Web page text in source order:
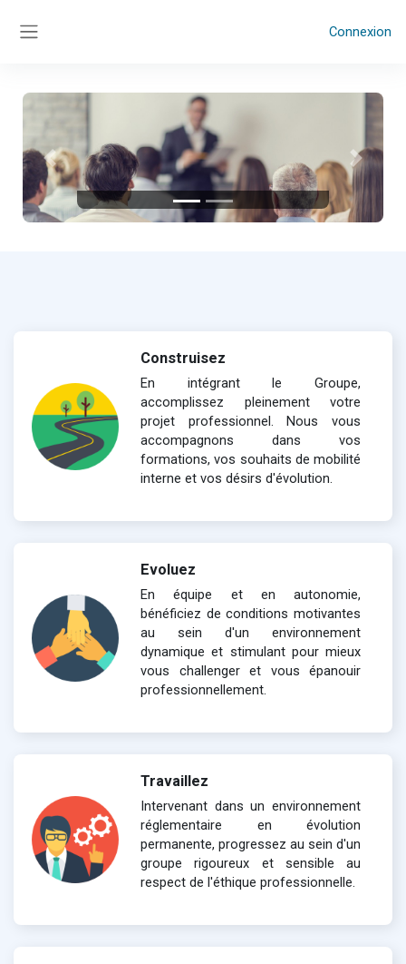
Connexion
Précédent Suivant
Construisez
En intégrant le Groupe,
accomplissez pleinement votre
projet professionnel. Nous vous
accompagnons dans vos
formations, vos souhaits de mobilité
interne et vos désirs d'évolution.
Evoluez
En équipe et en autonomie,
bénéficiez de conditions motivantes
au sein d'un environnement
dynamique et stimulant pour mieux
vous challenger et vous épanouir
professionnellement.
Travaillez
Intervenant dans un environnement
réglementaire en évolution
permanente, progressez au sein d'un
groupe rigoureux et sensible au
respect de l'éthique professionnelle.